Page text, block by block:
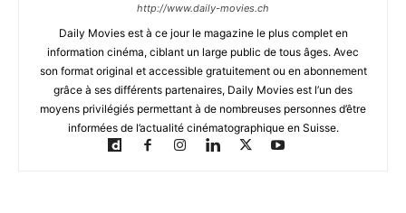
http://www.daily-movies.ch
Daily Movies est à ce jour le magazine le plus complet en
information cinéma, ciblant un large public de tous âges. Avec
son format original et accessible gratuitement ou en abonnement
grâce à ses différents partenaires, Daily Movies est l’un des
moyens privilégiés permettant à de nombreuses personnes d’être
informées de l’actualité cinématographique en Suisse.